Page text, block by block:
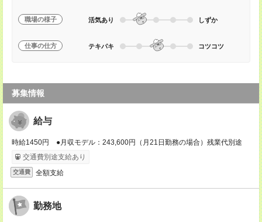
職場の様子 活気あり しずか
仕事の仕方 テキパキ コツコツ
募集情報
給与
時給1450円 ●月収モデル：243,600円（月21日勤務の場合）残業代別途
交通費別途支給あり
交通費 全額支給
勤務地